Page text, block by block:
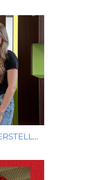
BEYOND THE FEED: CONTENTERSTELLUNG FÜR HAARGENAU BIRGIT